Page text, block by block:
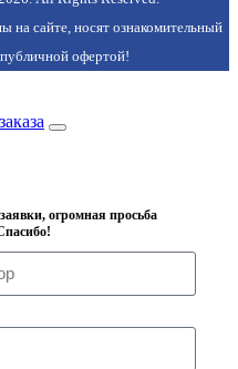
сайте, носят ознакомительный
офертой!
огромная просьба